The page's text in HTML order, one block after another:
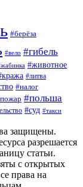
#берёза
#вело #гибель
#животное
#литва
#налог
#польша
#суд #такси
защищены.
разрешается
статьи.
с открытых
права на